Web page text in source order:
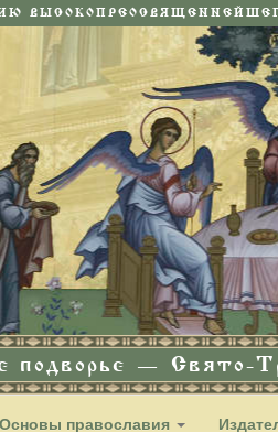
подворье — Свято-
Основы православия